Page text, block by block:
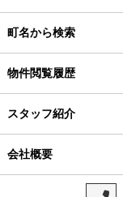
町名から検索
物件閲覧履歴
スタッフ紹介
会社概要